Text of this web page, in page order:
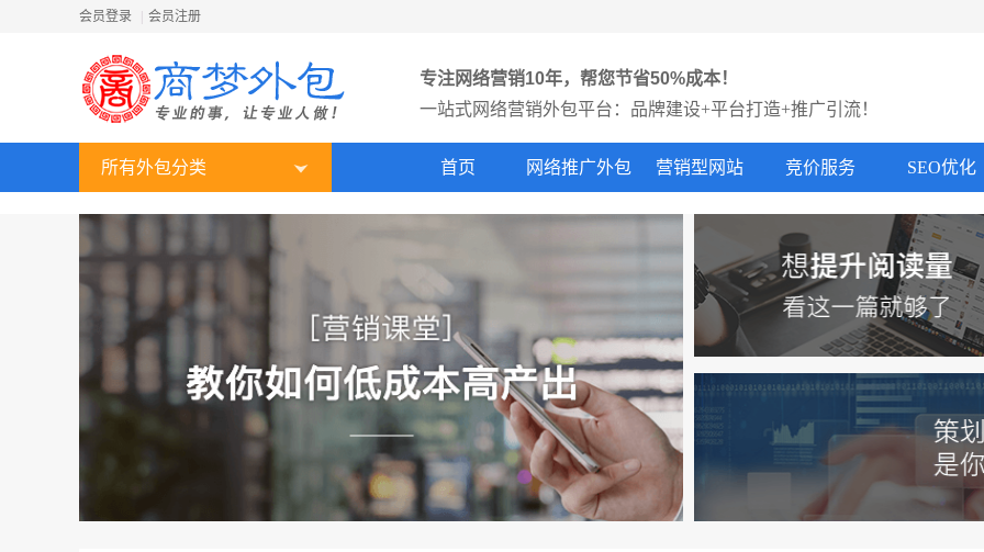
会员登录 会员注册
专注网络营销10年，帮您节省50%成本！
一站式网络营销外包平台：品牌建设+平台打造+推广引流！
所有外包分类 首页 网络推广外包 营销型网站 竞价服务 SEO优化